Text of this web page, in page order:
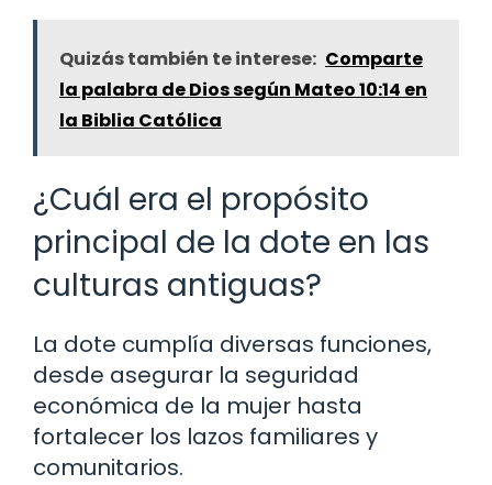
Quizás también te interese: Comparte
la palabra de Dios según Mateo 10:14 en
la Biblia Católica
¿Cuál era el propósito
principal de la dote en las
culturas antiguas?
La dote cumplía diversas funciones,
desde asegurar la seguridad
económica de la mujer hasta
fortalecer los lazos familiares y
comunitarios.